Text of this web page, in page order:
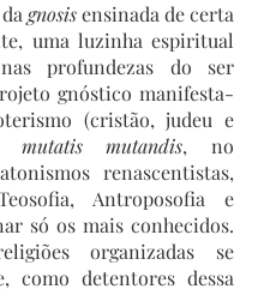
gnosisensinada de certa
uma luzinha espiritual
profundezas do ser
gnóstico manifesta-
(cristão, judeu e
mutatis mutandis, no
renascentistas,
Antroposofia e
só os mais conhecidos.
organizadas se
como detentores dessa